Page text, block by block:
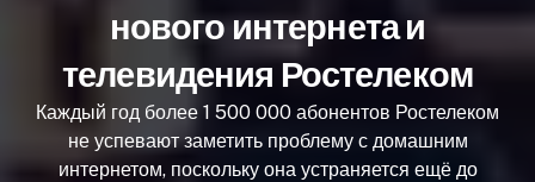
нового интернета и
телевидения Ростелеком
Каждый год более 1 500 000 абонентов Ростелеком
не успевают заметить проблему с домашним
интернетом, поскольку она устраняется ещё до